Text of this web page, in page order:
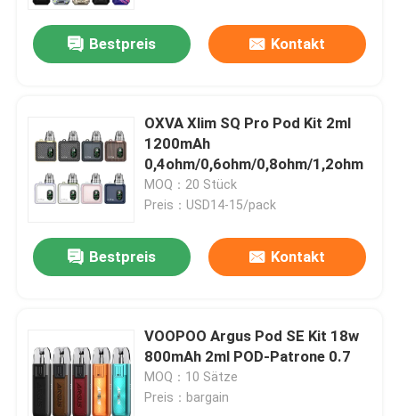
Bestpreis Kontakt
OXVA Xlim SQ Pro Pod Kit 2ml
1200mAh
0,4ohm/0,6ohm/0,8ohm/1,2ohm
MOQ：20 Stück
Preis：USD14-15/pack
Bestpreis Kontakt
VOOPOO Argus Pod SE Kit 18w
800mAh 2ml POD-Patrone 0.7
MOQ：10 Sätze
Preis：bargain